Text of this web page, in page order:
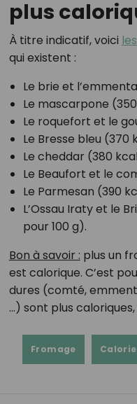
plus
À titre indicatif, voici
qui existent :
Le brie et
Le mascarpone
Le roquefort et le
Le Bresse bleu (370
Le cheddar (380
Le Beaufort et le
Le Parmesan (390
L’Ossau Iraty et le
pour 100 g).
Bon à savoir : plus un
est calorique. C’est
dures (comté,
…) sont plus
Fromage Calorie